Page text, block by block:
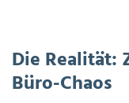
Die Realität:
Büro-Chaos